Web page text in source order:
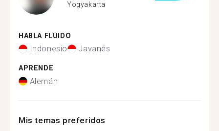
Yogyakarta
HABLA FLUIDO
Indonesio Javanés
APRENDE
Alemán
Mis temas preferidos